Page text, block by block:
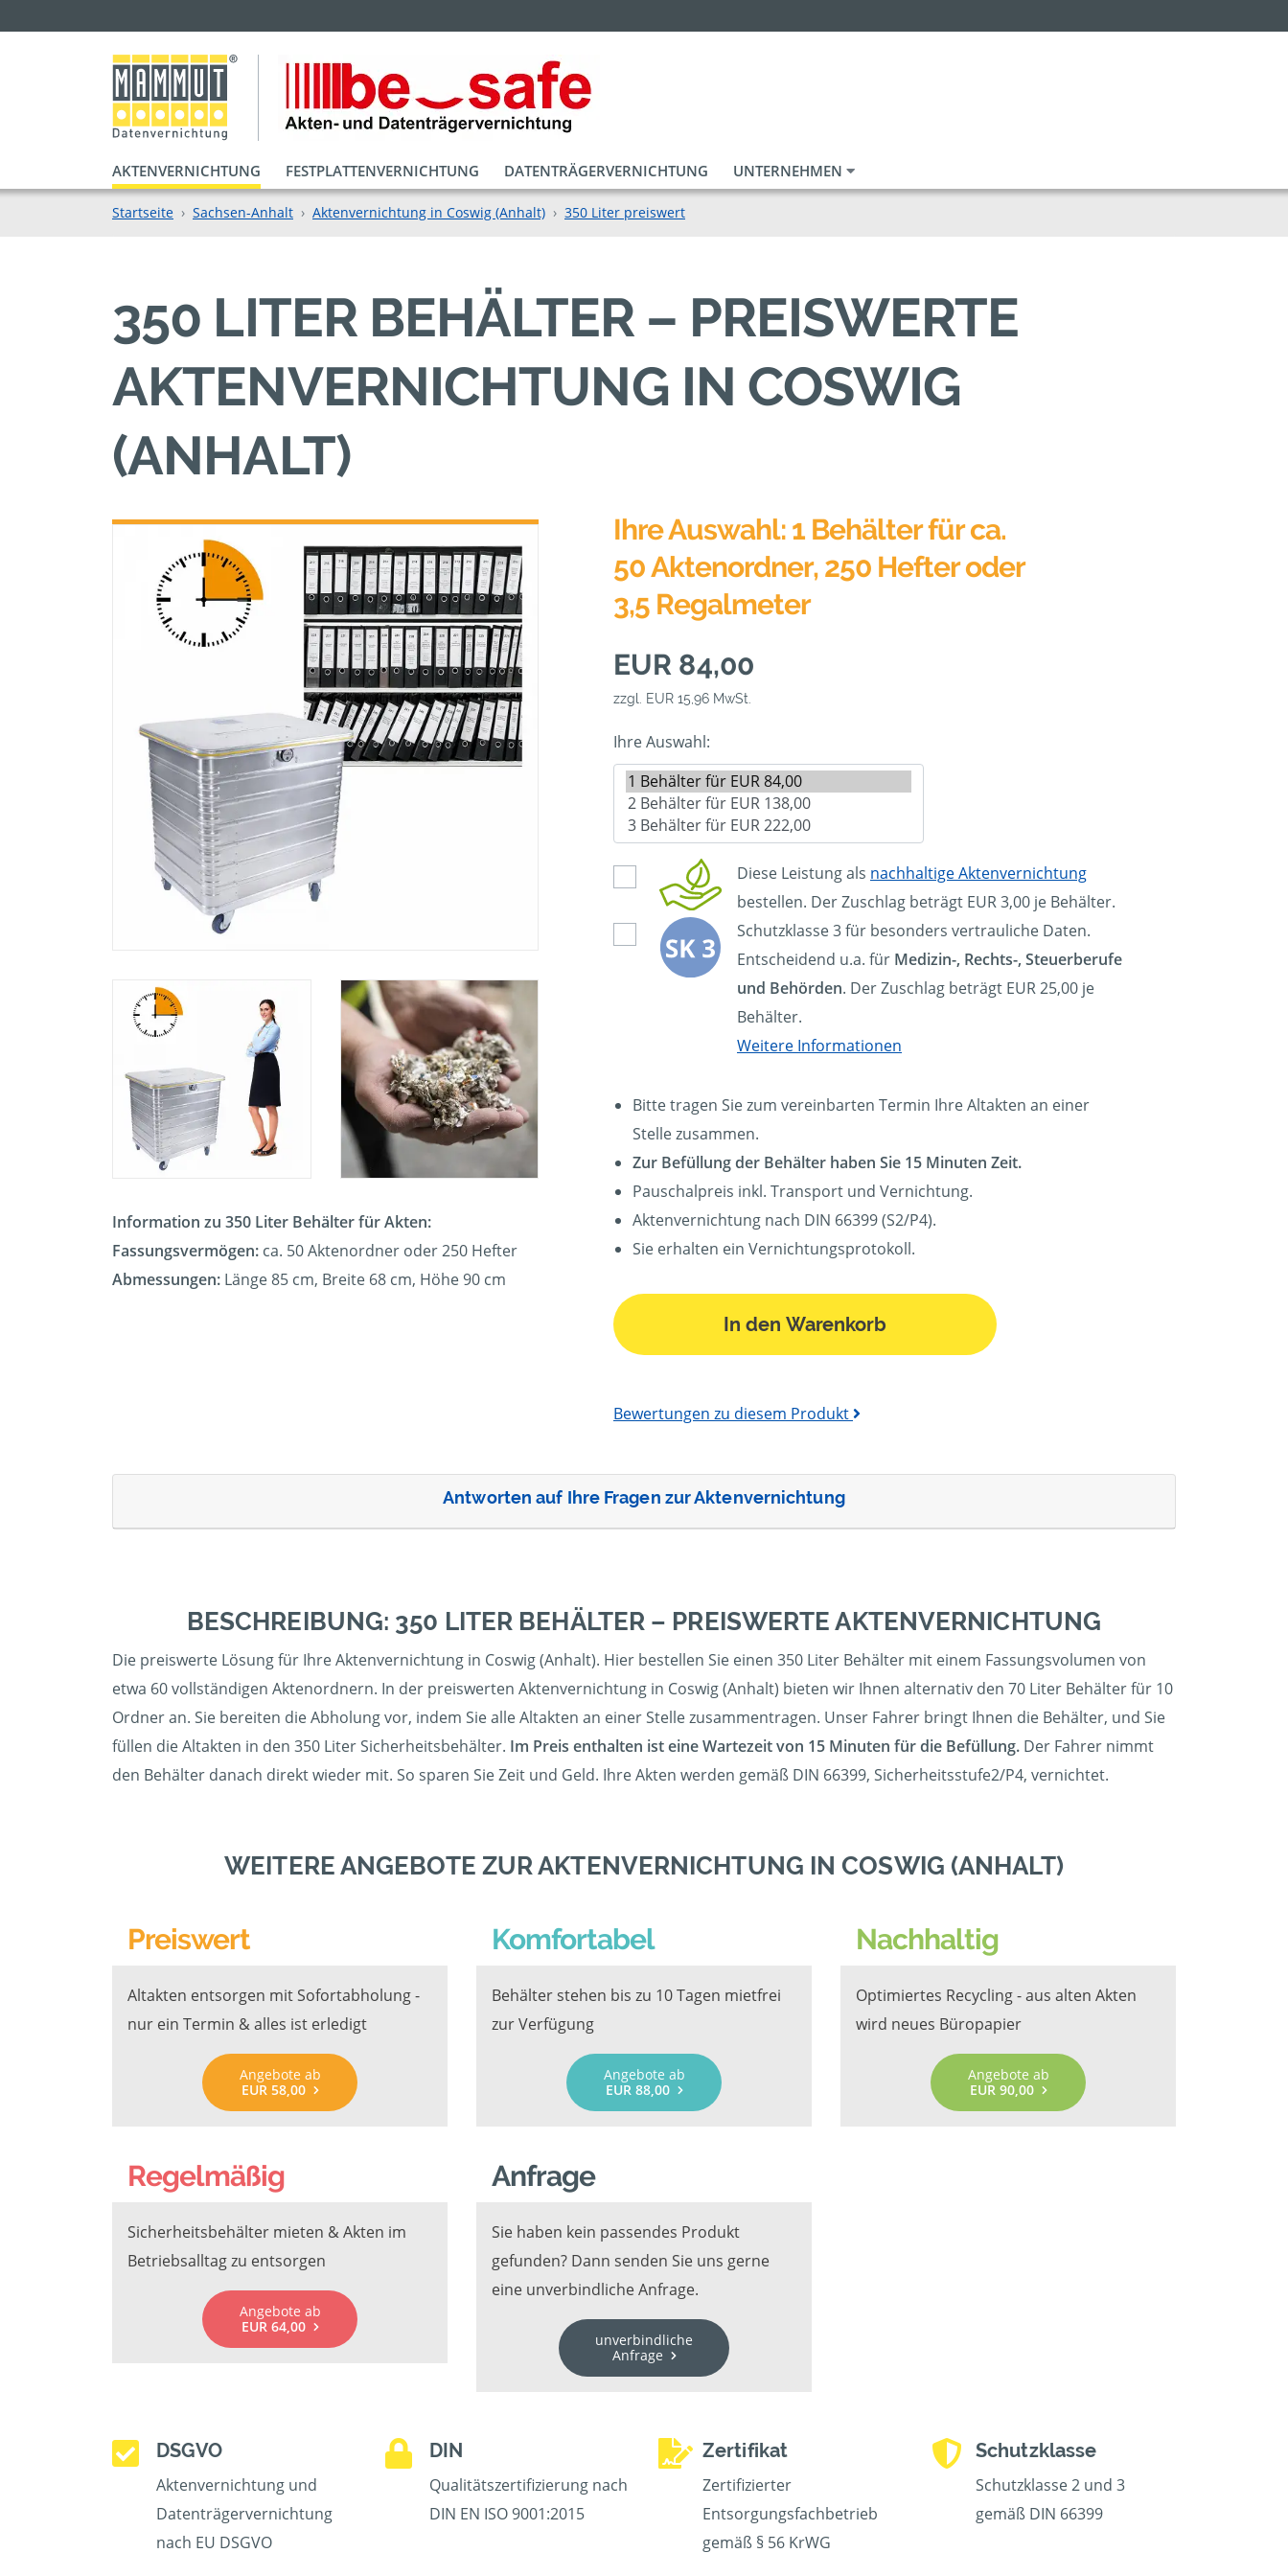
AKTENVERNICHTUNG FESTPLATTENVERNICHTUNG DATENTRÄGERVERNICHTUNG UNTERNEHMEN
Startseite Sachsen-Anhalt Aktenvernichtung in Coswig (Anhalt) 350 Liter preiswert
350 LITER BEHÄLTER – PREISWERTE
AKTENVERNICHTUNG IN COSWIG
(ANHALT)
Information zu 350 Liter Behälter für Akten:
Fassungsvermögen: ca. 50 Aktenordner oder 250 Hefter
Abmessungen: Länge 85 cm, Breite 68 cm, Höhe 90 cm
Ihre Auswahl: 1 Behälter für ca.
50 Aktenordner, 250 Hefter oder
3,5 Regalmeter
EUR 84,00
zzgl. EUR 15,96 MwSt.
Ihre Auswahl:
Diese Leistung als nachhaltige Aktenvernichtung
bestellen. Der Zuschlag beträgt EUR 3,00 je Behälter.
Schutzklasse 3 für besonders vertrauliche Daten.
Entscheidend u.a. für Medizin-, Rechts-, Steuerberufe
und Behörden. Der Zuschlag beträgt EUR 25,00 je
Behälter.
Weitere Informationen
Bitte tragen Sie zum vereinbarten Termin Ihre Altakten an einer
Stelle zusammen.
Zur Befüllung der Behälter haben Sie 15 Minuten Zeit.
Pauschalpreis inkl. Transport und Vernichtung.
Aktenvernichtung nach DIN 66399 (S2/P4).
Sie erhalten ein Vernichtungsprotokoll.
In den Warenkorb
Bewertungen zu diesem Produkt
Antworten auf Ihre Fragen zur Aktenvernichtung
BESCHREIBUNG: 350 LITER BEHÄLTER – PREISWERTE AKTENVERNICHTUNG
Die preiswerte Lösung für Ihre Aktenvernichtung in Coswig (Anhalt). Hier bestellen Sie einen 350 Liter Behälter mit einem Fassungsvolumen von
etwa 60 vollständigen Aktenordnern. In der preiswerten Aktenvernichtung in Coswig (Anhalt) bieten wir Ihnen alternativ den 70 Liter Behälter für 10
Ordner an. Sie bereiten die Abholung vor, indem Sie alle Altakten an einer Stelle zusammentragen. Unser Fahrer bringt Ihnen die Behälter, und Sie
füllen die Altakten in den 350 Liter Sicherheitsbehälter. Im Preis enthalten ist eine Wartezeit von 15 Minuten für die Befüllung. Der Fahrer nimmt
den Behälter danach direkt wieder mit. So sparen Sie Zeit und Geld. Ihre Akten werden gemäß DIN 66399, Sicherheitsstufe2/P4, vernichtet.
WEITERE ANGEBOTE ZUR AKTENVERNICHTUNG IN COSWIG (ANHALT)
Preiswert
Altakten entsorgen mit Sofortabholung -
nur ein Termin & alles ist erledigt
Angebote ab
EUR 58,00
Komfortabel
Behälter stehen bis zu 10 Tagen mietfrei
zur Verfügung
Angebote ab
EUR 88,00
Nachhaltig
Optimiertes Recycling - aus alten Akten
wird neues Büropapier
Angebote ab
EUR 90,00
Regelmäßig
Sicherheitsbehälter mieten & Akten im
Betriebsalltag zu entsorgen
Angebote ab
EUR 64,00
Anfrage
Sie haben kein passendes Produkt
gefunden? Dann senden Sie uns gerne
eine unverbindliche Anfrage.
unverbindliche
Anfrage
DSGVO
Aktenvernichtung und
Datenträgervernichtung
nach EU DSGVO
DIN
Qualitätszertifizierung nach
DIN EN ISO 9001:2015
Zertifikat
Zertifizierter
Entsorgungsfachbetrieb
gemäß § 56 KrWG
Schutzklasse
Schutzklasse 2 und 3
gemäß DIN 66399